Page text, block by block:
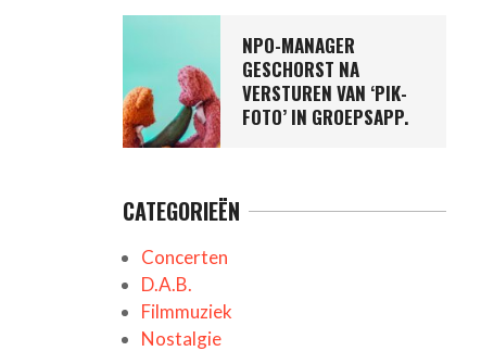
NPO-MANAGER
GESCHORST NA
VERSTUREN VAN ‘PIK-
FOTO’ IN GROEPSAPP.
CATEGORIEËN
Concerten
D.A.B.
Filmmuziek
Nostalgie